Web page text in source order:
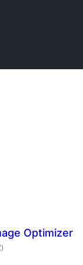
Optimizer
評
分)